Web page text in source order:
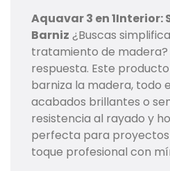
Aquavar 3 en 1Interior:
Barniz ¿Buscas
tratamiento de madera?
respuesta. Este
barniza la madera, todo
acabados brillantes o
resistencia al rayado y
perfecta para proyectos
toque profesional con